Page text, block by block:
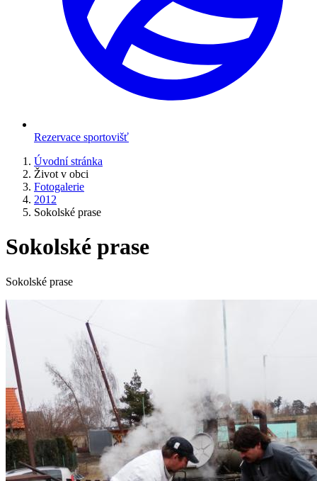
Rezervace sportovišť
Úvodní stránka
Život v obci
Fotogalerie
2012
Sokolské prase
Sokolské prase
Sokolské prase